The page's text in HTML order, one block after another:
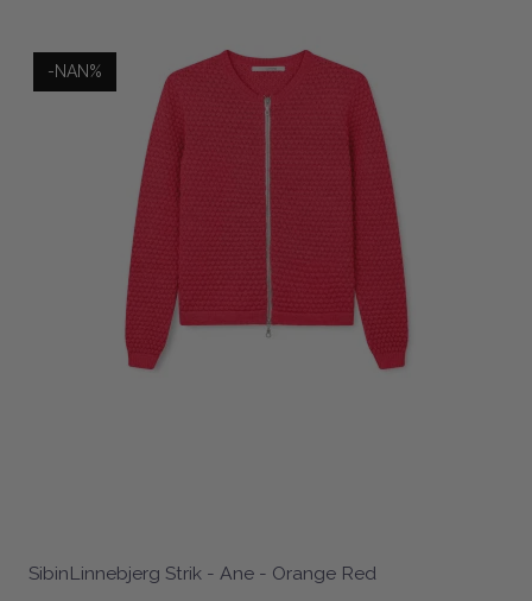
-NAN%
SibinLinnebjerg Strik - Ane - Orange Red